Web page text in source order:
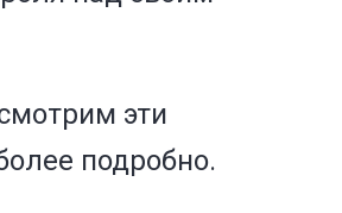
эти
подробно.